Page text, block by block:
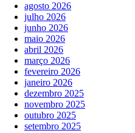
agosto 2026
julho 2026
junho 2026
maio 2026
abril 2026
março 2026
fevereiro 2026
janeiro 2026
dezembro 2025
novembro 2025
outubro 2025
setembro 2025